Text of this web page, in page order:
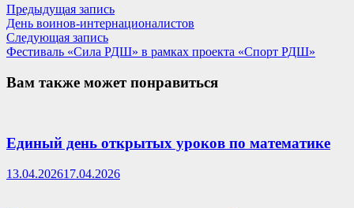
Навигация
по
записям
Предыдущая записьПредыдущая
запись:
День воинов-интернационалистов
Следующая записьСледующая
запись:
Фестиваль «Сила РДШ» в рамках проекта «Спорт РДШ»
Вам также может понравиться
Единый день открытых уроков по математике
13.04.202617.04.2026